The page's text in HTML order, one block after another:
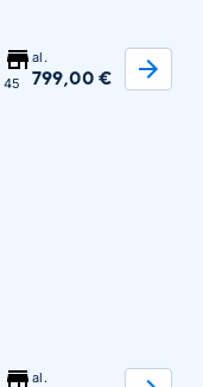
45
al.
799,00 €
al.